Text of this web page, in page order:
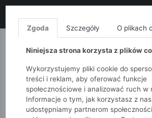
MONNARI QUIOSQUE
Zgoda Szczegóły O plikach
Niniejsza strona korzysta z plików
Wykorzystujemy pliki cookie do
treści i reklam, aby oferować funkcje
społecznościowe i analizować ruch w
Informacje o tym, jak korzystasz z
udostępniamy partnerom